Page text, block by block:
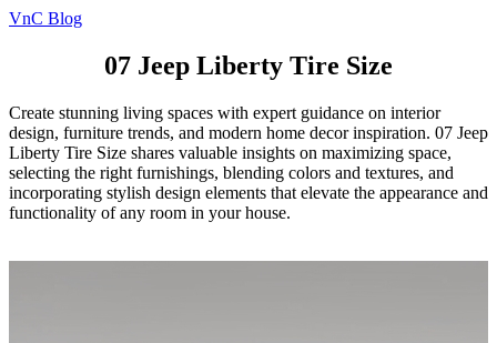
VnC Blog
07 Jeep Liberty Tire Size
Create stunning living spaces with expert guidance on interior
design, furniture trends, and modern home decor inspiration. 07 Jeep
Liberty Tire Size shares valuable insights on maximizing space,
selecting the right furnishings, blending colors and textures, and
incorporating stylish design elements that elevate the appearance and
functionality of any room in your house.